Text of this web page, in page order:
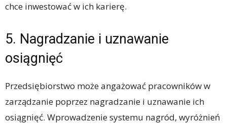
chce inwestować w ich karierę.
5. Nagradzanie i uznawanie
osiągnięć
Przedsiębiorstwo może angażować pracowników w
zarządzanie poprzez nagradzanie i uznawanie ich
osiągnięć. Wprowadzenie systemu nagród, wyróżnień